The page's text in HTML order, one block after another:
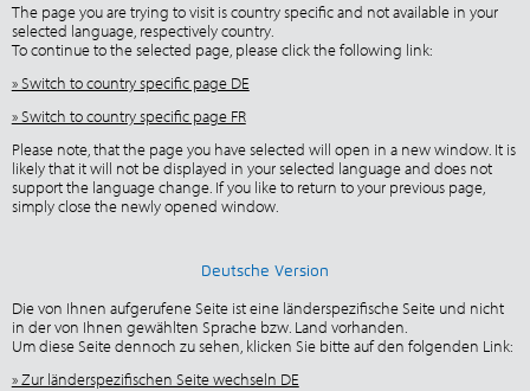
The page you are trying to visit is country specific and not available in your
selected language, respectively country.
To continue to the selected page, please click the following link:
» Switch to country specific page DE
» Switch to country specific page FR
Please note, that the page you have selected will open in a new window. It is
likely that it will not be displayed in your selected language and does not
support the language change. If you like to return to your previous page,
simply close the newly opened window.
Deutsche Version
Die von Ihnen aufgerufene Seite ist eine länderspezifische Seite und nicht
in der von Ihnen gewählten Sprache bzw. Land vorhanden.
Um diese Seite dennoch zu sehen, klicken Sie bitte auf den folgenden Link:
» Zur länderspezifischen Seite wechseln DE